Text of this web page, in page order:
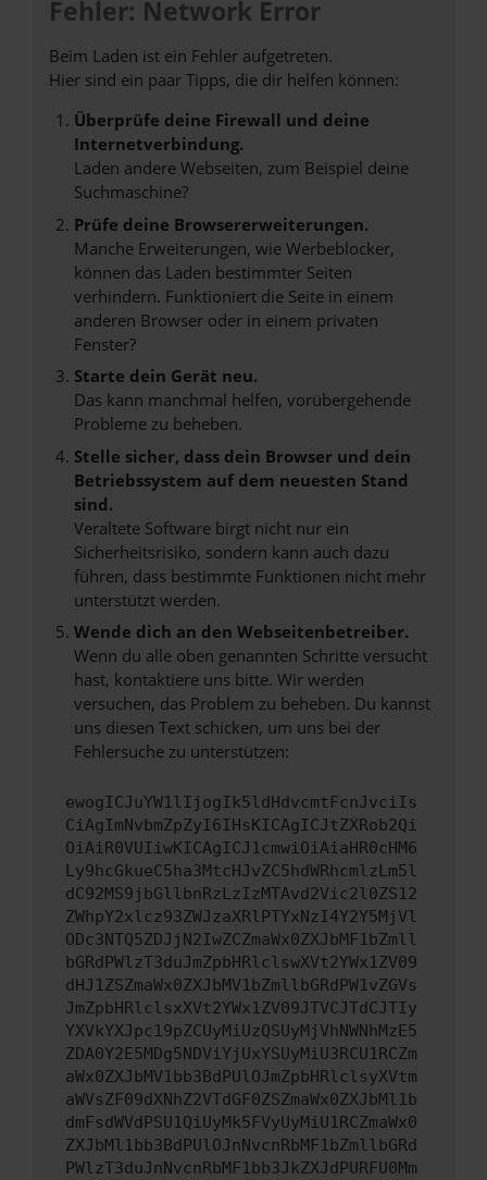
Fehler: Network Error
Beim Laden ist ein Fehler aufgetreten.
Hier sind ein paar Tipps, die dir helfen können:
Überprüfe deine Firewall und deine
Internetverbindung.
Laden andere Webseiten, zum Beispiel deine
Suchmaschine?
Prüfe deine Browsererweiterungen.
Manche Erweiterungen, wie Werbeblocker,
können das Laden bestimmter Seiten
verhindern. Funktioniert die Seite in einem
anderen Browser oder in einem privaten
Fenster?
Starte dein Gerät neu.
Das kann manchmal helfen, vorübergehende
Probleme zu beheben.
Stelle sicher, dass dein Browser und dein
Betriebssystem auf dem neuesten Stand
sind.
Veraltete Software birgt nicht nur ein
Sicherheitsrisiko, sondern kann auch dazu
führen, dass bestimmte Funktionen nicht mehr
unterstützt werden.
Wende dich an den Webseitenbetreiber.
Wenn du alle oben genannten Schritte versucht
hast, kontaktiere uns bitte. Wir werden
versuchen, das Problem zu beheben. Du kannst
uns diesen Text schicken, um uns bei der
Fehlersuche zu unterstützen:
ewogICJuYW1lIjogIk5ldHdvcmtFcnJvciIs
CiAgImNvbmZpZyI6IHsKICAgICJtZXRob2Qi
OiAiR0VUIiwKICAgICJ1cmwiOiAiaHR0cHM6
Ly9hcGkueC5ha3MtcHJvZC5hdWRhcmlzLm5l
dC92MS9jbGllbnRzLzIzMTAvd2Vic2l0ZS12
ZWhpY2xlcz93ZWJzaXRlPTYxNzI4Y2Y5MjVl
ODc3NTQ5ZDJjN2IwZCZmaWx0ZXJbMF1bZmll
bGRdPWlzT3duJmZpbHRlclswXVt2YWx1ZV09
dHJ1ZSZmaWx0ZXJbMV1bZmllbGRdPW1vZGVs
JmZpbHRlclsxXVt2YWx1ZV09JTVCJTdCJTIy
YXVkYXJpc19pZCUyMiUzQSUyMjVhNWNhMzE5
ZDA0Y2E5MDg5NDViYjUxYSUyMiU3RCU1RCZm
aWx0ZXJbMV1bb3BdPUlOJmZpbHRlclsyXVtm
aWVsZF09dXNhZ2VTdGF0ZSZmaWx0ZXJbMl1b
dmFsdWVdPSU1QiUyMk5FVyUyMiU1RCZmaWx0
ZXJbMl1bb3BdPUlOJnNvcnRbMF1bZmllbGRd
PWlzT3duJnNvcnRbMF1bb3JkZXJdPURFU0Mm